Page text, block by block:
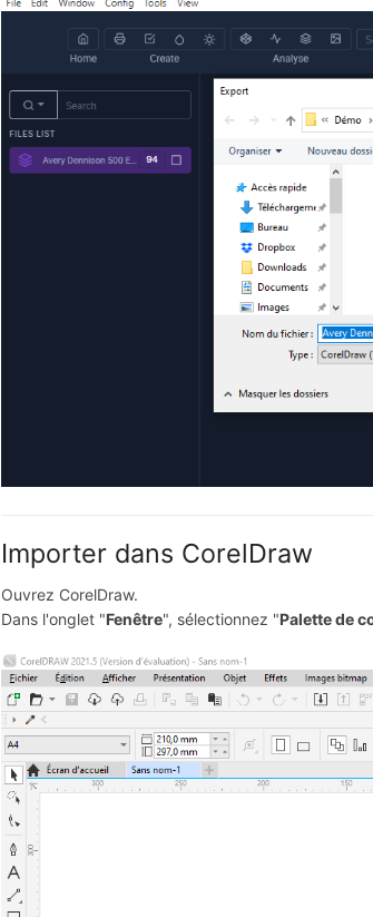
Importer dans CorelDraw
Ouvrez CorelDraw.
Dans l'onglet "Fenêtre", sélectionnez "Palette de